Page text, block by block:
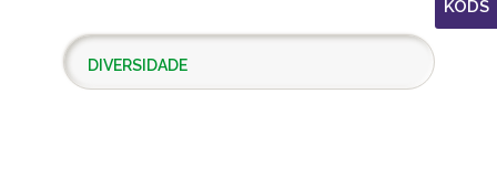
KODS
DIVERSIDADE